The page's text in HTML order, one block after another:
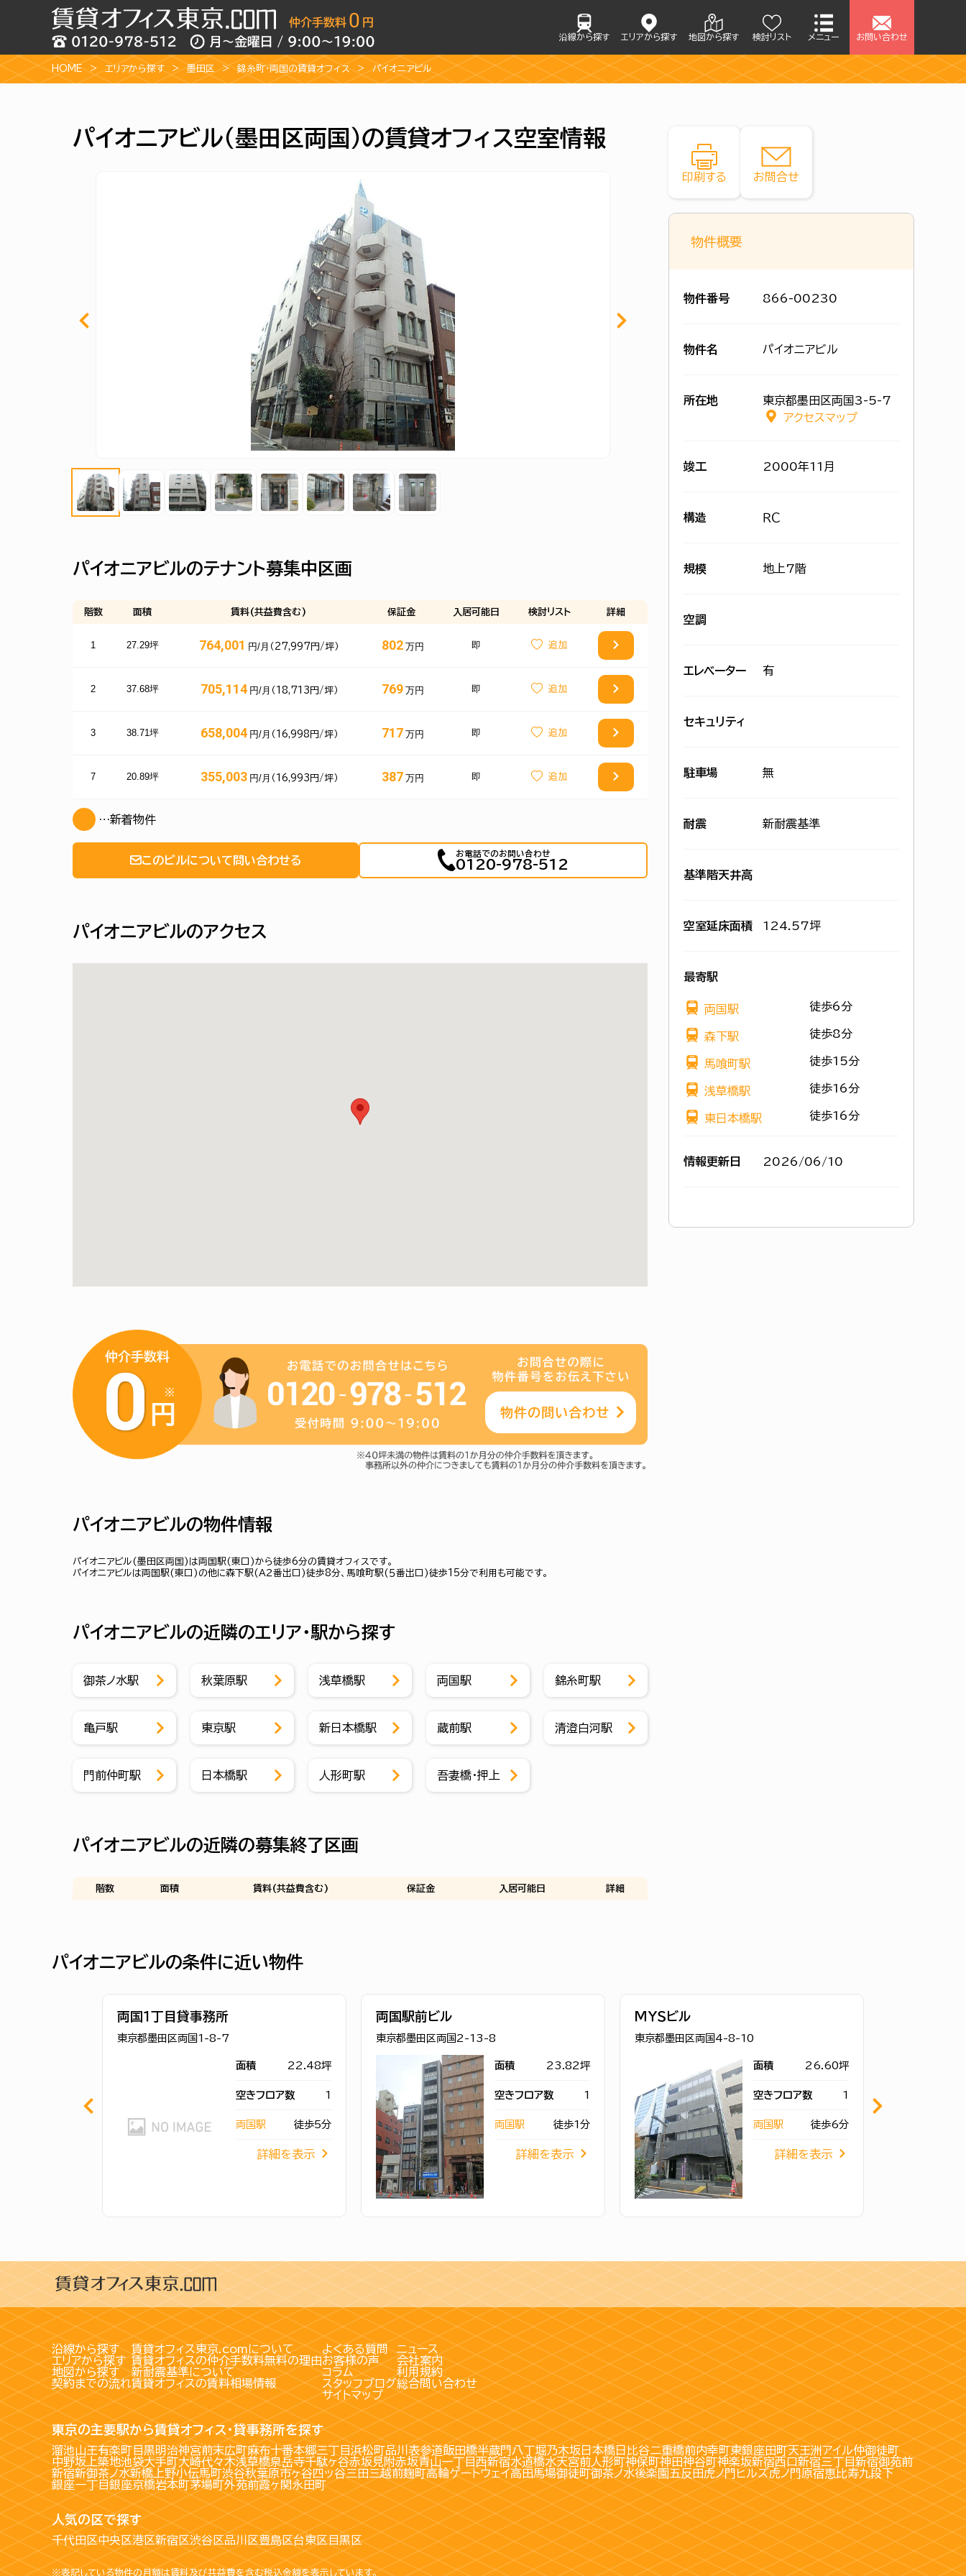
沿線から探す エリアから探す 地図から探す 検討リスト メニュー お問い合わせ
HOME エリアから探す 墨田区 錦糸町・両国の賃貸オフィス パイオニアビル
パイオニアビル（墨田区両国）の賃貸オフィス空室情報
パイオニアビルのテナント募集中区画
階数 面積 賃料(共益費含む) 保証金 入居可能日 検討リスト 詳細
1 27.29坪 764,001 円/月 （27,997円/坪） 802 万円 即
2 37.68坪 705,114 円/月 （18,713円/坪） 769 万円 即
3 38.71坪 658,004 円/月 （16,998円/坪） 717 万円 即
7 20.89坪 355,003 円/月 （16,993円/坪） 387 万円 即
…新着物件
このビルについて問い合わせる
お電話でのお問い合わせ
0120-978-512
パイオニアビルのアクセス
パイオニアビルの物件情報
パイオニアビル(墨田区両国)は両国駅(東口)から徒歩6分の賃貸オフィスです。
パイオニアビルは両国駅(東口)の他に森下駅(Ａ２番出口)徒歩8分、馬喰町駅(５番出口)徒歩15分で利用も可能です。
パイオニアビルの近隣のエリア・駅から探す
御茶ノ水駅 秋葉原駅 浅草橋駅 両国駅 錦糸町駅
亀戸駅 東京駅 新日本橋駅 蔵前駅 清澄白河駅
門前仲町駅 日本橋駅 人形町駅 吾妻橋・押上
パイオニアビルの近隣の募集終了区画
階数 面積 賃料(共益費含む) 保証金 入居可能日 詳細
印刷する お問合せ
物件概要
物件番号 866-00230
物件名 パイオニアビル
所在地
東京都墨田区両国3-5-7
アクセスマップ
竣工 2000年11月
構造 ＲＣ
規模 地上7階
空調
エレベーター 有
セキュリティ
駐車場 無
耐震 新耐震基準
基準階天井高
空室延床面積 124.57坪
最寄駅
両国駅 徒歩6分
森下駅 徒歩8分
馬喰町駅 徒歩15分
浅草橋駅 徒歩16分
東日本橋駅 徒歩16分
情報更新日 2026/06/10
パイオニアビルの条件に近い物件
両国１丁⽬貸事務所
東京都墨田区両国1-8-7
面積 22.48坪
空きフロア数 1
両国駅 徒歩5分
詳細を表示
両国駅前ビル
東京都墨田区両国2-13-8
面積 23.82坪
空きフロア数 1
両国駅 徒歩1分
詳細を表示
ＭＹＳビル
東京都墨田区両国4-8-10
面積 26.60坪
空きフロア数 1
両国駅 徒歩6分
詳細を表示
沿線から探す
エリアから探す
地図から探す
契約までの流れ
賃貸オフィス東京.comについて
賃貸オフィスの仲介手数料無料の理由
新耐震基準について
賃貸オフィスの賃料相場情報
よくある質問
お客様の声
コラム
スタッフブログ
サイトマップ
ニュース
会社案内
利用規約
総合問い合わせ
東京の主要駅から賃貸オフィス・貸事務所を探す
溜池山王有楽町目黒明治神宮前末広町麻布十番本郷三丁目浜松町品川表参道飯田橋半蔵門八丁堀乃木坂日本橋日比谷二重橋前内幸町東銀座田町天王洲アイル仲御徒町
中野坂上築地池袋大手町大崎代々木浅草橋泉岳寺千駄ヶ谷赤坂見附赤坂青山一丁目 西新宿水道橋水天宮前 人形町神保町神田神谷町神楽坂新宿西口新宿三丁目新宿御苑前
新宿新御茶ノ水新橋上野小伝馬町渋谷秋葉原市ヶ谷四ッ谷三田三越前麹町高輪ゲートウェイ高田馬場御徒町御茶ノ水後楽園五反田虎ノ門ヒルズ虎ノ門原宿恵比寿九段下
銀座一丁目銀座京橋岩本町茅場町外苑前霞ヶ関永田町
人気の区で探す
千代田区中央区港区新宿区渋谷区品川区豊島区台東区目黒区
※表記している物件の月額は賃料及び共益費を含む税込金額を表示しています。